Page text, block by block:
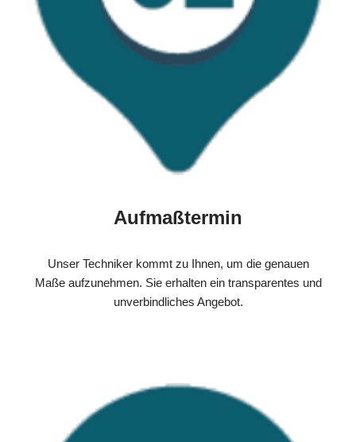
Aufmaßtermin
Unser Techniker kommt zu Ihnen, um die genauen
Maße aufzunehmen. Sie erhalten ein transparentes und
unverbindliches Angebot.